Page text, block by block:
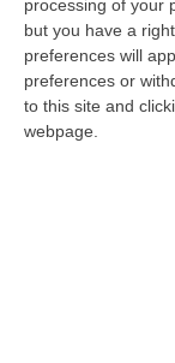
processing of your
but you have a
preferences will
preferences or
to this site and
webpage.
Vinitaly And The
Del Territorio, Storia
“REGGIO CALABRIA
successo
08 Agosto, 20:47